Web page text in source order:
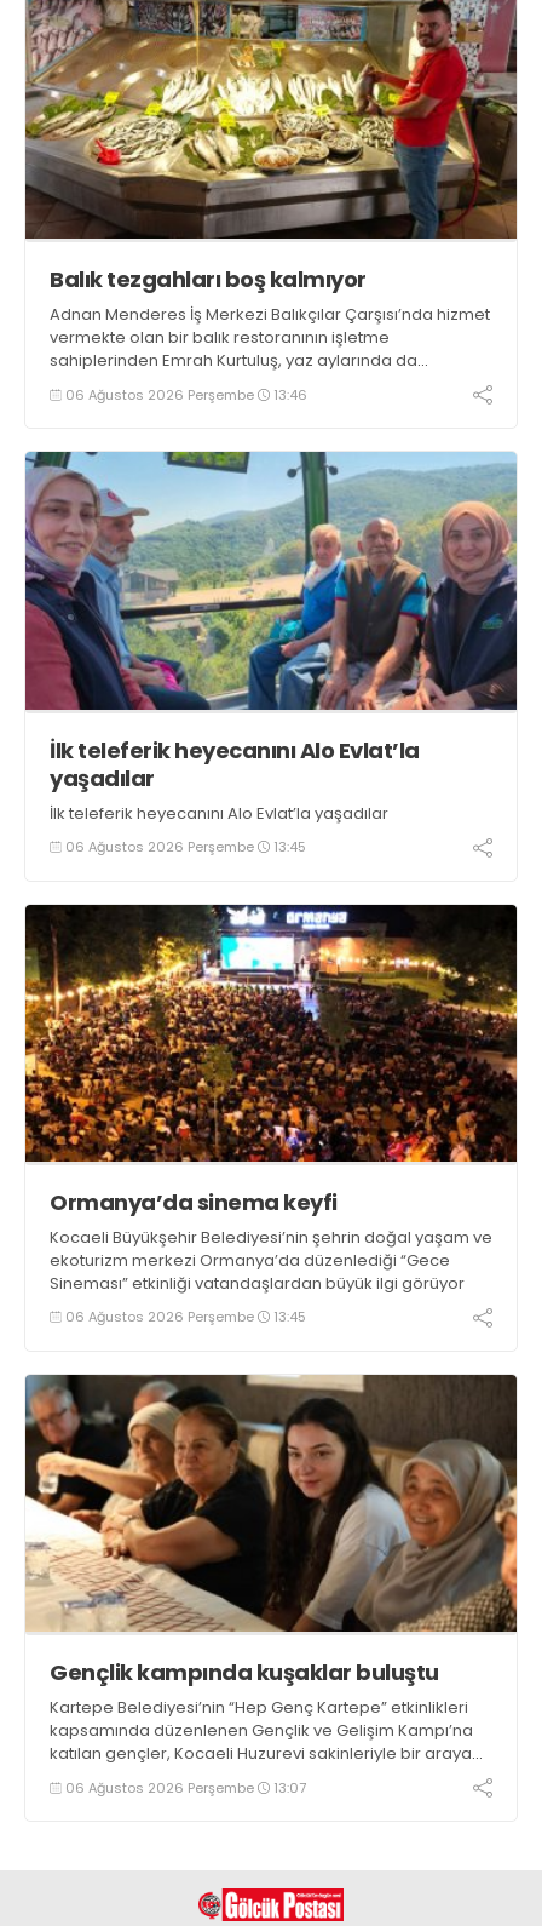
Balık tezgahları boş kalmıyor
Adnan Menderes İş Merkezi Balıkçılar Çarşısı’nda hizmet
vermekte olan bir balık restoranının işletme
sahiplerinden Emrah Kurtuluş, yaz aylarında da
tezgahlarda taze balık bulunduğunu ifade ederek “Yıl
boyunca tezgahlarda taze balık bulmak mümkün
06 Ağustos 2026 Perşembe 13:46
İlk teleferik heyecanını Alo Evlat’la
yaşadılar
İlk teleferik heyecanını Alo Evlat’la yaşadılar
06 Ağustos 2026 Perşembe 13:45
Ormanya’da sinema keyfi
Kocaeli Büyükşehir Belediyesi’nin şehrin doğal yaşam ve
ekoturizm merkezi Ormanya’da düzenlediği “Gece
Sineması” etkinliği vatandaşlardan büyük ilgi görüyor
06 Ağustos 2026 Perşembe 13:45
Gençlik kampında kuşaklar buluştu
Kartepe Belediyesi’nin “Hep Genç Kartepe” etkinlikleri
kapsamında düzenlenen Gençlik ve Gelişim Kampı’na
katılan gençler, Kocaeli Huzurevi sakinleriyle bir araya
geldi06 Ağustos 2026 Perşembe 13:07